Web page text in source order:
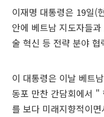
이재명 대통령은 19일(
안에 베트남 지도자들
술 혁신 등 전략 분야
이 대통령은 이날 베트
동포 만찬 간담회에서 "
를 보다 미래지향적이